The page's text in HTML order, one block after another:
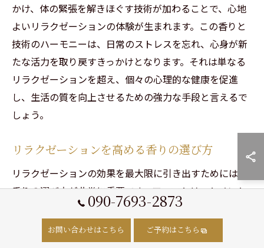
かけ、体の緊張を解きほぐす技術が加わることで、心地
よいリラクゼーションの体験が生まれます。この香りと
技術のハーモニーは、日常のストレスを忘れ、心身が新
たな活力を取り戻すきっかけとなります。それは単なる
リラクゼーションを超え、個々の心理的な健康を促進
し、生活の質を向上させるための強力な手段と言えるで
しょう。
リラクゼーションを高める香りの選び方
リラクゼーションの効果を最大限に引き出すためには、
香りの選び方が非常に重要です。アロマトリートメント
では、心地よい香りが心と体に働きかけ、深いリラック
スをもたらします。香りを選ぶ際には、まず自分の好み
を知ることから始めましょう。たとえば、ラベンダーは
090-7693-2873
お問い合わせはこちら ご予約はこちら